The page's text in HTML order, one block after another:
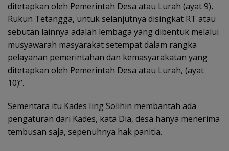
ditetapkan oleh Pemerintah Desa atau Lurah (ayat 9),
Rukun Tetangga, untuk selanjutnya disingkat RT atau
sebutan lainnya adalah lembaga yang dibentuk melalui
musyawarah masyarakat setempat dalam rangka
pelayanan pemerintahan dan kemasyarakatan yang
ditetapkan oleh Pemerintah Desa atau Lurah, (ayat
10)”.
Sementara itu Kades Iing Solihin membantah ada
pengaturan dari Kades, kata Dia, desa hanya menerima
tembusan saja, sepenuhnya hak panitia.